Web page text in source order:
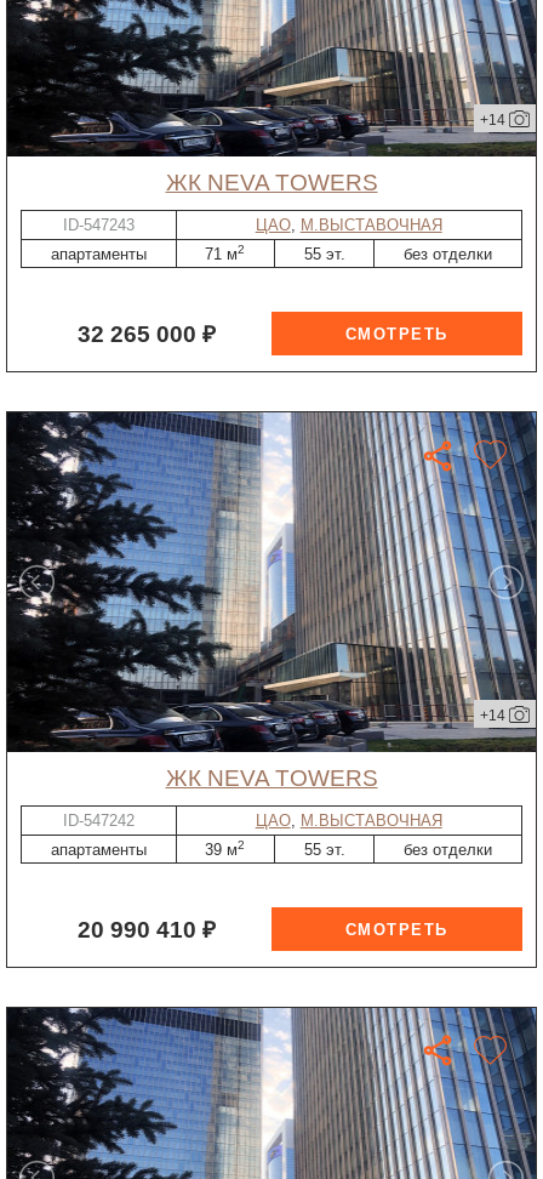
+14
ЖК NEVA TOWERS
ID-547243 ЦАО, М.ВЫСТАВОЧНАЯ
апартаменты
71 м2 55 эт. без отделки
32 265 000 ₽
+14
ЖК NEVA TOWERS
ID-547242 ЦАО, М.ВЫСТАВОЧНАЯ
апартаменты
39 м2 55 эт. без отделки
20 990 410 ₽